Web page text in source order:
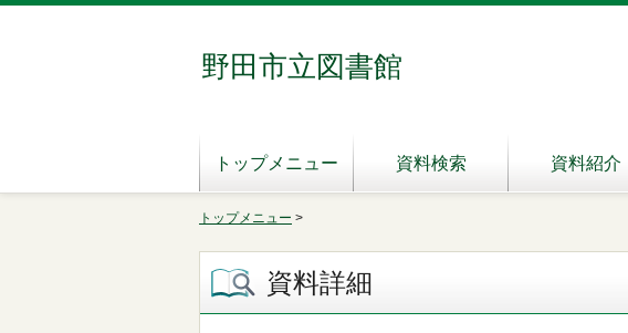
野田市立図書館
トップメニュー 資料検索 資料紹介
トップメニュー >
資料詳細